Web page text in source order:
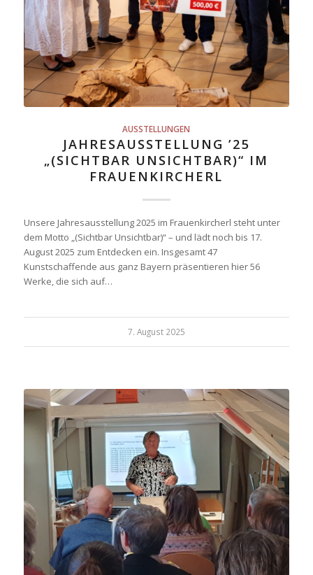
AUSSTELLUNGEN
JAHRESAUSSTELLUNG ’25
„(SICHTBAR UNSICHTBAR)“ IM
FRAUENKIRCHERL
Unsere Jahresausstellung 2025 im Frauenkircherl steht unter
dem Motto „(Sichtbar Unsichtbar)“ – und lädt noch bis 17.
August 2025 zum Entdecken ein. Insgesamt 47
Kunstschaffende aus ganz Bayern präsentieren hier 56
Werke, die sich auf…
7. August 2025